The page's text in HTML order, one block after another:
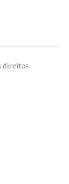
direitos